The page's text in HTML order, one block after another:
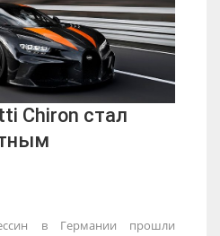
Chiron стал
в Германии прошли